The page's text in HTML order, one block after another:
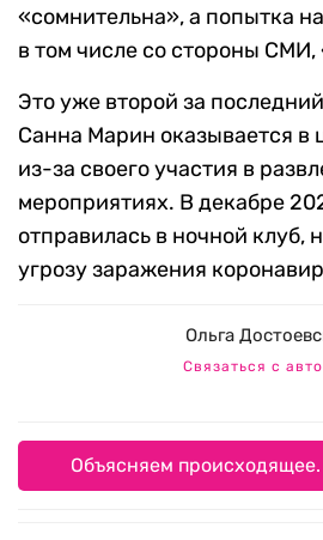
«сомнительна», а попытка
в том числе со стороны СМИ,
Это уже второй за
Санна Марин оказывается в
из-за своего участия в
мероприятиях. В декабре
отправилась в ночной клуб,
угрозу заражения
Ольга
Связаться с
Объясняем происходящее.